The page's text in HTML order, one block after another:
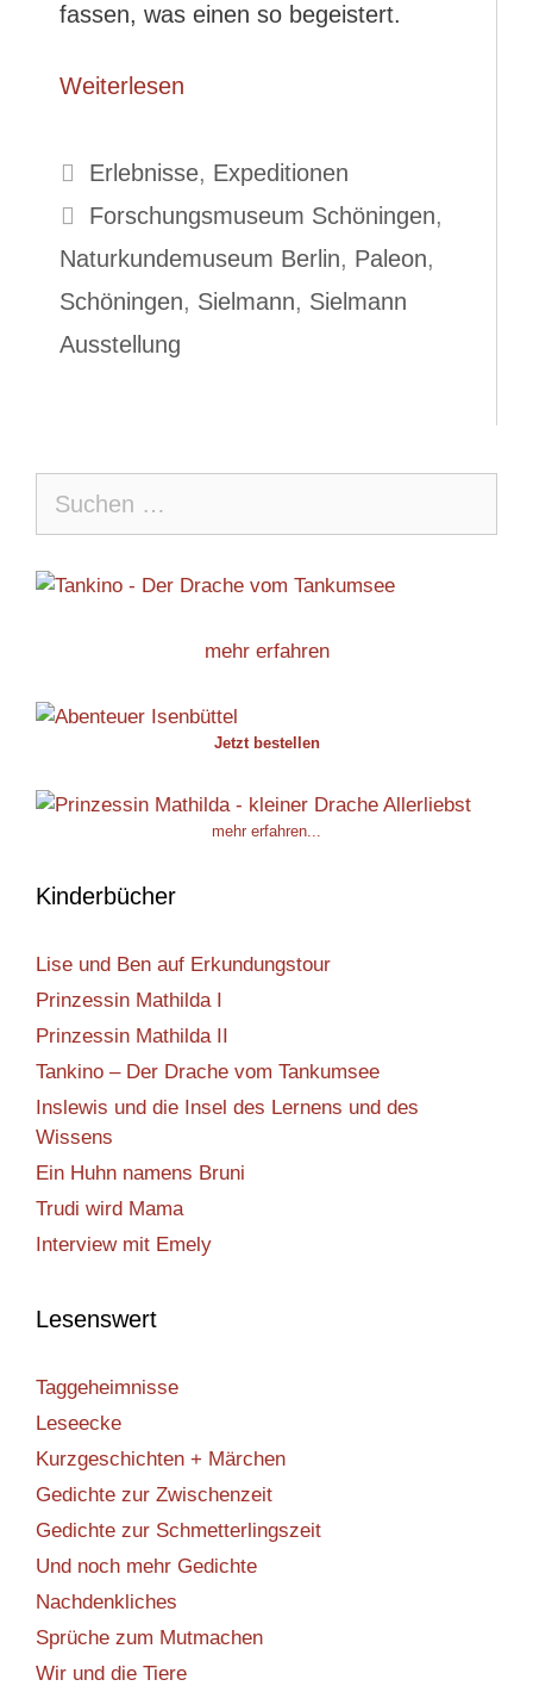
fassen, was einen so begeistert.
Weiterlesen
Kategorien
Erlebnisse, Expeditionen
Schlagwörter
Forschungsmuseum Schöningen,
Naturkundemuseum Berlin, Paleon,
Schöningen, Sielmann, Sielmann
Ausstellung
nach:
mehr erfahren
Jetzt bestellen
mehr erfahren...
Kinderbücher
Lise und Ben auf Erkundungstour
Prinzessin Mathilda I
Prinzessin Mathilda II
Tankino – Der Drache vom Tankumsee
Inslewis und die Insel des Lernens und des
Wissens
Ein Huhn namens Bruni
Trudi wird Mama
Interview mit Emely
Lesenswert
Taggeheimnisse
Leseecke
Kurzgeschichten + Märchen
Gedichte zur Zwischenzeit
Gedichte zur Schmetterlingszeit
Und noch mehr Gedichte
Nachdenkliches
Sprüche zum Mutmachen
Wir und die Tiere